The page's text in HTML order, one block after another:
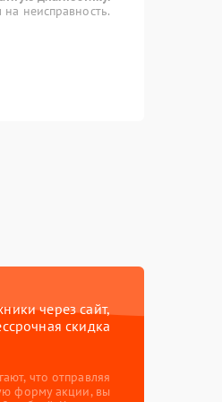
неисправность.
через сайт,
скидка
что отправляя
форму акции, вы